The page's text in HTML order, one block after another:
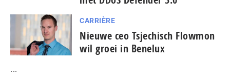
CARRIÈRE
Nieuwe ceo Tsjechisch Flowmon
wil groei in Benelux
...